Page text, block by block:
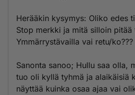
Herääkin kysymys: Oliko edes
Stop merkki ja mitä silloin pitää
Ymmärrystävailla vai retu/ko???
Sanonta sanoo; Hullu saa olla,
tuo oli kyllä tyhmä ja alaikäisiä
näyttää kuinka osaa ajaa vai